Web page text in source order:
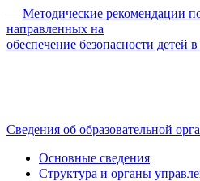
— Методические рекомендации
направленных на
обеспечение безопасности детей
Сведения об образовательной
Основные сведения
Структура и органы